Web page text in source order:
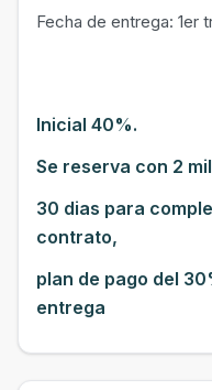
Fecha de entrega: 1er
Inicial 40%.
Se reserva con 2
30 dias para
contrato,
plan de pago del
entrega